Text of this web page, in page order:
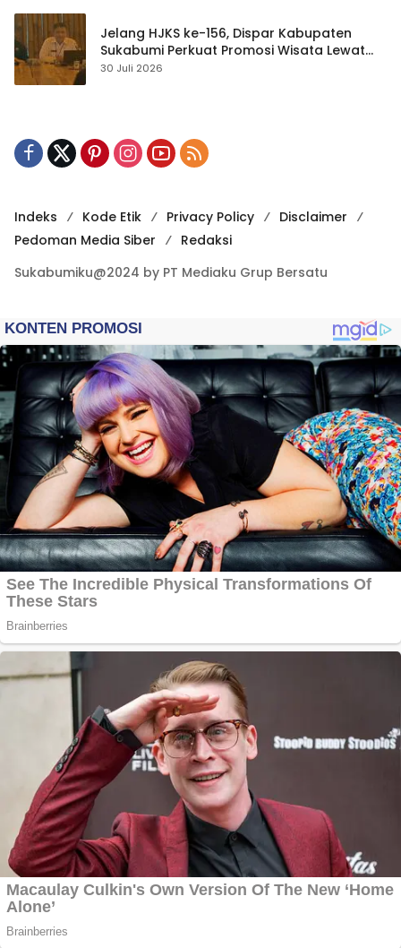
Jelang HJKS ke-156, Dispar Kabupaten
Sukabumi Perkuat Promosi Wisata Lewat
Publikasi Digital
30 Juli 2026
Indeks Kode Etik Privacy Policy
Disclaimer
Pedoman Media Siber
Redaksi
Sukabumiku@2024 by PT Mediaku Grup Bersatu